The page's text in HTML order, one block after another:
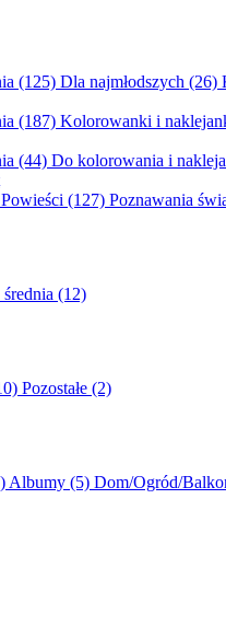
(125) Dla najmłodszych (26)
(187) Kolorowanki i
(44) Do kolorowania i
Powieści (127) Poznawania
średnia (12)
Pozostałe (2)
Albumy (5) Dom/Ogród/